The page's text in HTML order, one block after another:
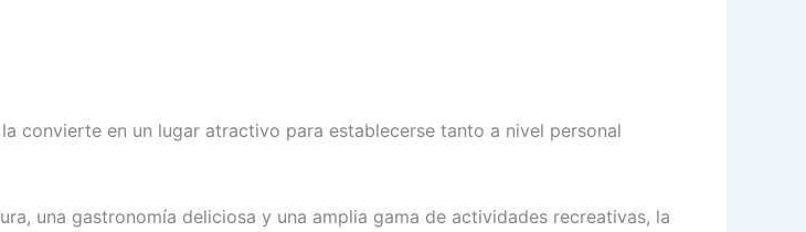
convierte en un lugar atractivo para establecerse tanto a nivel personal
una gastronomía deliciosa y una amplia gama de actividades recreativas, la